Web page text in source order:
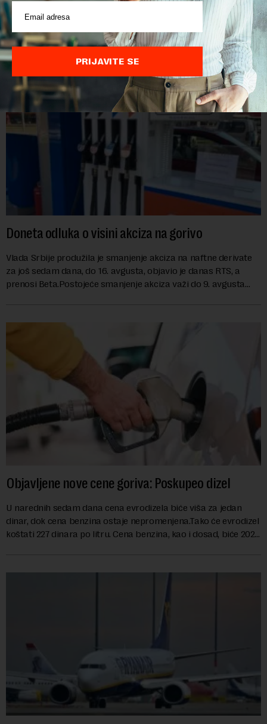
Ministarstvo unutrašnjih poslova Kosova proglasilo je
direktora Telekoma Srbije Vladimira Lučića nepoželjnom
osobom i trajno mu zabranilo ulazak, tranzit i boravak na
Kosovu, navodeći kao razlog njegove javn...
Doneta odluka o visini akciza na gorivo
Vlada Srbije produžila je smanjenje akciza na naftne derivate
za još sedam dana, do 16. avgusta, objavio je danas RTS, a
prenosi Beta.Postojeće smanjenje akciza važi do 9. avgusta
Objavljene nove cene goriva: Poskupeo dizel
U narednih sedam dana cena evrodizela biće viša za jedan
dinar, dok cena benzina ostaje nepromenjena.Tako će evrodizel
koštati 227 dinara po litru. Cena benzina, kao i dosad, biće 202
PRIJAVITE SE